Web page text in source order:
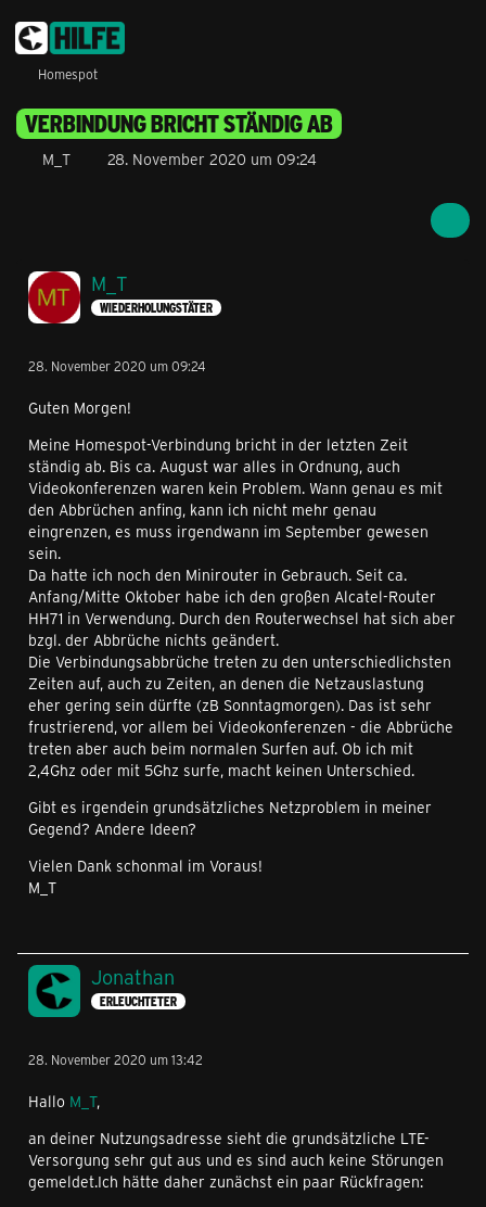
Homespot
VERBINDUNG BRICHT STÄNDIG AB
M_T 28. November 2020 um 09:24
M_T
WIEDERHOLUNGSTÄTER
28. November 2020 um 09:24
Guten Morgen!
Meine Homespot-Verbindung bricht in der letzten Zeit
ständig ab. Bis ca. August war alles in Ordnung, auch
Videokonferenzen waren kein Problem. Wann genau es mit
den Abbrüchen anfing, kann ich nicht mehr genau
eingrenzen, es muss irgendwann im September gewesen
sein.
Da hatte ich noch den Minirouter in Gebrauch. Seit ca.
Anfang/Mitte Oktober habe ich den großen Alcatel-Router
HH71 in Verwendung. Durch den Routerwechsel hat sich aber
bzgl. der Abbrüche nichts geändert.
Die Verbindungsabbrüche treten zu den unterschiedlichsten
Zeiten auf, auch zu Zeiten, an denen die Netzauslastung
eher gering sein dürfte (zB Sonntagmorgen). Das ist sehr
frustrierend, vor allem bei Videokonferenzen - die Abbrüche
treten aber auch beim normalen Surfen auf. Ob ich mit
2,4Ghz oder mit 5Ghz surfe, macht keinen Unterschied.
Gibt es irgendein grundsätzliches Netzproblem in meiner
Gegend? Andere Ideen?
Vielen Dank schonmal im Voraus!
M_T
Jonathan
ERLEUCHTETER
28. November 2020 um 13:42
Hallo M_T,
an deiner Nutzungsadresse sieht die grundsätzliche LTE-
Versorgung sehr gut aus und es sind auch keine Störungen
gemeldet.Ich hätte daher zunächst ein paar Rückfragen: